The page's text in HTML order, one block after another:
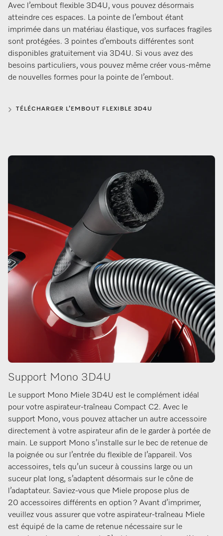
Avec l’embout flexible 3D4U, vous pouvez désormais
atteindre ces espaces. La pointe de l’embout étant
imprimée dans un matériau élastique, vos surfaces fragiles
sont protégées. 3 pointes d’embouts différentes sont
disponibles gratuitement via 3D4U. Si vous avez des
besoins particuliers, vous pouvez même créer vous-même
de nouvelles formes pour la pointe de l’embout.
TÉLÉCHARGER L’EMBOUT FLEXIBLE 3D4U
Support Mono 3D4U
Le support Mono Miele 3D4U est le complément idéal
pour votre aspirateur-traîneau Compact C2. Avec le
support Mono, vous pouvez attacher un autre accessoire
directement à votre aspirateur afin de le garder à portée de
main. Le support Mono s’installe sur le bec de retenue de
la poignée ou sur l’entrée du flexible de l’appareil. Vos
accessoires, tels qu’un suceur à coussins large ou un
suceur plat long, s’adaptent désormais sur le cône de
l’adaptateur. Saviez-vous que Miele propose plus de
20 accessoires différents en option ? Avant d’imprimer,
veuillez vous assurer que votre aspirateur-traîneau Miele
est équipé de la came de retenue nécessaire sur le